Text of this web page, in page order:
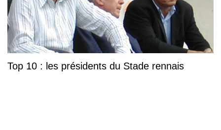
Top 10 : les présidents du Stade rennais